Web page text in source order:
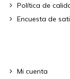
Política de
Encuesta de
Mi cuenta